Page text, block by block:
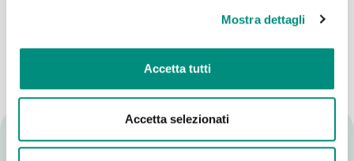
Mostra dettagli
Accetta tutti
Accetta selezionati